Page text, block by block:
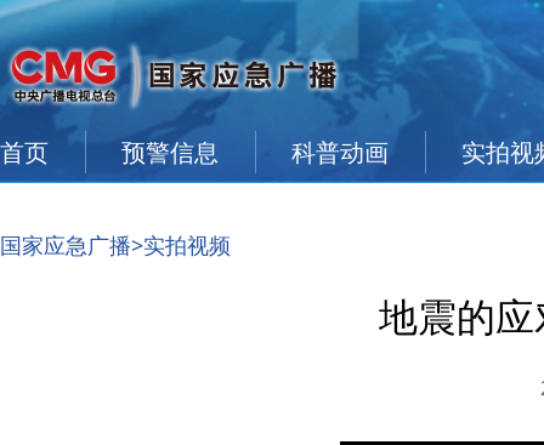
首页 预警信息 科普动画 实拍视
国家应急广播>实拍视频
地震的